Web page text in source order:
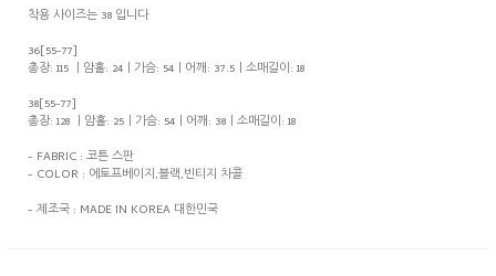
착용 사이즈는 38 입니다
36[55-77]
총장: 115 ㅣ암홀: 24ㅣ가슴: 54ㅣ어깨: 37.5ㅣ소매길이: 18
38[55-77]
총장: 128 ㅣ암홀: 25ㅣ가슴: 54ㅣ어깨: 38ㅣ소매길이: 18
- FABRIC : 코튼 스판
- COLOR : 에토프베이지,블랙,빈티지 차콜
- 제조국 : MADE IN KOREA 대한민국